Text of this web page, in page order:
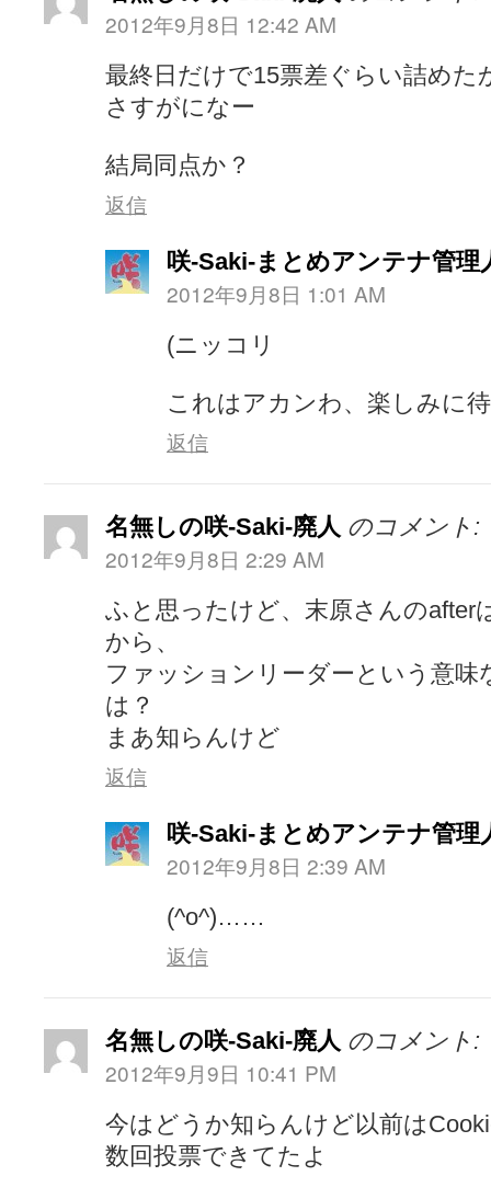
2012年9月8日 12:42 AM
最終日だけで15票差ぐらい詰めた
さすがになー
結局同点か？
返信
咲-Saki-まとめアンテナ管理
2012年9月8日 1:01 AM
(ニッコリ
これはアカンわ、楽しみに
返信
名無しの咲-Saki-廃人 のコメント:
2012年9月8日 2:29 AM
ふと思ったけど、末原さんのafter
から、
ファッションリーダーという意味
は？
まあ知らんけど
返信
咲-Saki-まとめアンテナ管理
2012年9月8日 2:39 AM
(^o^)……
返信
名無しの咲-Saki-廃人 のコメント:
2012年9月9日 10:41 PM
今はどうか知らんけど以前は
数回投票できてたよ